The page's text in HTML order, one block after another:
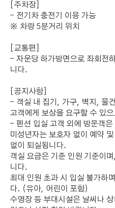
[주차장]
- 전기차 충전기 이용 가능
※ 차량 5분거리 위치
[교통편]
- 자운당 하가방면으로 좌회전
니다.
[공지사항]
- 객실 내 집기, 가구, 벽지, 물
고객에게 보상을 요구할 수 있
- 펜션 입실 고객 외에 방문객은
미성년자는 보호자 없이 예약
없이 퇴실됩니다.
객실 요금은 기준 인원 기준이
니다.
최대 인원 초과 시 입실 불가하
다. (유아, 어린이 포함)
수영장 등 부대시설은 날씨나